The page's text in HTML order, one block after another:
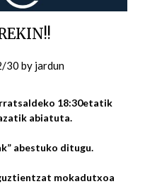
30 by jardun
18:30etatik
abiatuta.
abestuko ditugu.
mokadutxoa